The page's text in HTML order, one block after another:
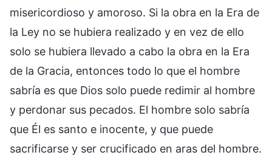
misericordioso y amoroso. Si la obra en la Era de
la Ley no se hubiera realizado y en vez de ello
solo se hubiera llevado a cabo la obra en la Era
de la Gracia, entonces todo lo que el hombre
sabría es que Dios solo puede redimir al hombre
y perdonar sus pecados. El hombre solo sabría
que Él es santo e inocente, y que puede
sacrificarse y ser crucificado en aras del hombre.